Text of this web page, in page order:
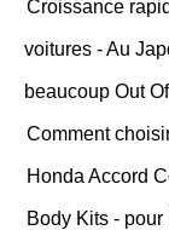
Croissance
voitures - Au
beaucoup Out
Comment
Honda Accord
Body Kits -